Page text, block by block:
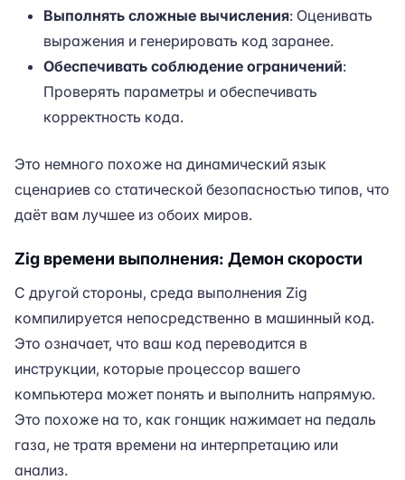
Выполнять сложные вычисления: Оценивать
выражения и генерировать код заранее.
Обеспечивать соблюдение ограничений:
Проверять параметры и обеспечивать
корректность кода.
Это немного похоже на динамический язык
сценариев со статической безопасностью типов, что
даёт вам лучшее из обоих миров.
Zig времени выполнения: Демон скорости
С другой стороны, среда выполнения Zig
компилируется непосредственно в машинный код.
Это означает, что ваш код переводится в
инструкции, которые процессор вашего
компьютера может понять и выполнить напрямую.
Это похоже на то, как гонщик нажимает на педаль
газа, не тратя времени на интерпретацию или
анализ.